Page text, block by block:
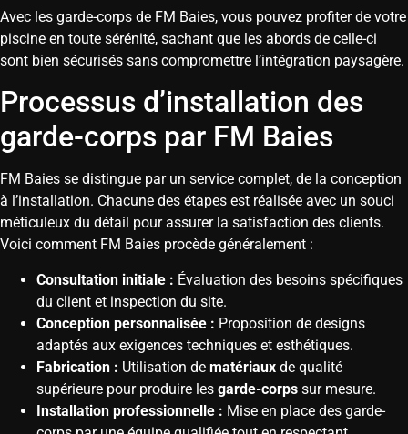
Avec les garde-corps de FM Baies, vous pouvez profiter de votre
piscine en toute sérénité, sachant que les abords de celle-ci
sont bien sécurisés sans compromettre l’intégration paysagère.
Processus d’installation des
garde-corps par FM Baies
FM Baies se distingue par un service complet, de la conception
à l’installation. Chacune des étapes est réalisée avec un souci
méticuleux du détail pour assurer la satisfaction des clients.
Voici comment FM Baies procède généralement :
Consultation initiale : Évaluation des besoins spécifiques
du client et inspection du site.
Conception personnalisée : Proposition de designs
adaptés aux exigences techniques et esthétiques.
Fabrication : Utilisation de matériaux de qualité
supérieure pour produire les garde-corps sur mesure.
Installation professionnelle : Mise en place des garde-